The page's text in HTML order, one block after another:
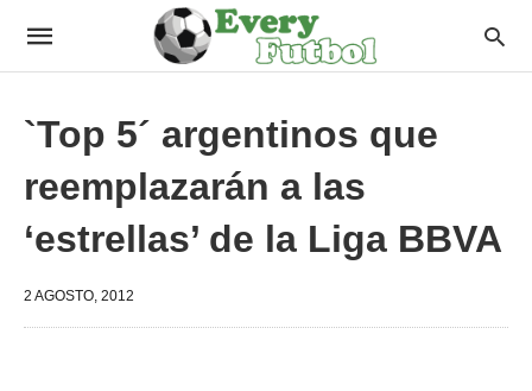
`Top 5´ argentinos que
reemplazarán a las
‘estrellas’ de la Liga BBVA
2 AGOSTO, 2012